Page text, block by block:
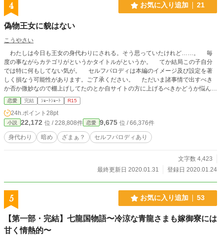
4 お気に入り追加 21
偽物王女に貌はない
こうやさい
わたしは今日も王女の身代わりにされる。そう思っていたけれど……。 毎
度の事ながらカテゴリがというかタイトルがというか。 てか結局この子自分
では特に何もしてない気が。 セルフパロディは本編のイメージ及び設定を著
しく損なう可能性があります。ご了承ください。 ただいま諸事情で出すべき
か否か微妙なので棚上げしてたのとか自サイトの方に上げるべきかどうか悩んで
たのとか大昔のとかを放出中です。見直しもあまり出来ないのでいつも以上に誤
字脱字等も多いです。ご了承下さい。
恋愛 完結 ｼｮｰﾄｼｮｰﾄ R15
24h.ポイント 28pt
小説 22,172 位 / 228,808件 恋愛 9,675 位 / 66,376件
身代わり 暗め ざまぁ？ セルフパロディあり
文字数 4,423
最終更新日 2020.01.31
登録日 2020.01.24
5 お気に入り追加 53
【第一部・完結】七龍国物語〜冷涼な青龍さまも嫁御寮には
甘く情熱的〜